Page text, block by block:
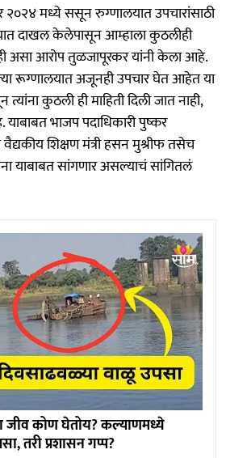
२०२४ मध्ये ससून रुग्णालयात उपचारांसाठी
दाखल केलेपासून आम्हाला कुठलीही
असा आरोप तुळजापूरकर यांनी केला आहे.
रूग्णालयात अजूनही उपचार घेत आहेत या
कुठली ही माहिती दिली जात नाही,
भाजप पदाधिकारी पुष्कर
शिक्षण मंत्री हसन मुश्रीफ तसेच
याबाबत सांगणार असल्याचं सांगितलं
जीव कोण घेतोय? कल्याणमध्ये
तरी प्रशासन गप्प?